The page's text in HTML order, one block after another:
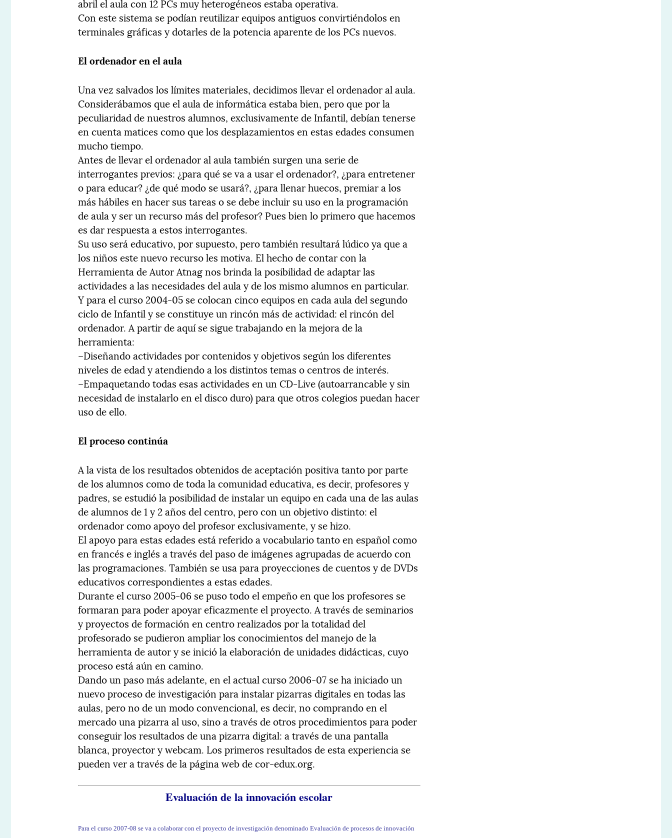
abril el aula con 12 PCs muy heterogéneos estaba operativa.
Con este sistema se podían reutilizar equipos antiguos convirtiéndolos en
terminales gráficas y dotarles de la potencia aparente de los PCs nuevos.
El ordenador en el aula
Una vez salvados los límites materiales, decidimos llevar el ordenador al aula.
Considerábamos que el aula de informática estaba bien, pero que por la
peculiaridad de nuestros alumnos, exclusivamente de Infantil, debían tenerse
en cuenta matices como que los desplazamientos en estas edades consumen
mucho tiempo.
Antes de llevar el ordenador al aula también surgen una serie de
interrogantes previos: ¿para qué se va a usar el ordenador?, ¿para entretener
o para educar? ¿de qué modo se usará?, ¿para llenar huecos, premiar a los
más hábiles en hacer sus tareas o se debe incluir su uso en la programación
de aula y ser un recurso más del profesor? Pues bien lo primero que hacemos
es dar respuesta a estos interrogantes.
Su uso será educativo, por supuesto, pero también resultará lúdico ya que a
los niños este nuevo recurso les motiva. El hecho de contar con la
Herramienta de Autor Atnag nos brinda la posibilidad de adaptar las
actividades a las necesidades del aula y de los mismo alumnos en particular.
Y para el curso 2004-05 se colocan cinco equipos en cada aula del segundo
ciclo de Infantil y se constituye un rincón más de actividad: el rincón del
ordenador. A partir de aquí se sigue trabajando en la mejora de la
herramienta:
–Diseñando actividades por contenidos y objetivos según los diferentes
niveles de edad y atendiendo a los distintos temas o centros de interés.
–Empaquetando todas esas actividades en un CD-Live (autoarrancable y sin
necesidad de instalarlo en el disco duro) para que otros colegios puedan hacer
uso de ello.
El proceso continúa
A la vista de los resultados obtenidos de aceptación positiva tanto por parte
de los alumnos como de toda la comunidad educativa, es decir, profesores y
padres, se estudió la posibilidad de instalar un equipo en cada una de las aulas
de alumnos de 1 y 2 años del centro, pero con un objetivo distinto: el
ordenador como apoyo del profesor exclusivamente, y se hizo.
El apoyo para estas edades está referido a vocabulario tanto en español como
en francés e inglés a través del paso de imágenes agrupadas de acuerdo con
las programaciones. También se usa para proyecciones de cuentos y de DVDs
educativos correspondientes a estas edades.
Durante el curso 2005-06 se puso todo el empeño en que los profesores se
formaran para poder apoyar eficazmente el proyecto. A través de seminarios
y proyectos de formación en centro realizados por la totalidad del
profesorado se pudieron ampliar los conocimientos del manejo de la
herramienta de autor y se inició la elaboración de unidades didácticas, cuyo
proceso está aún en camino.
Dando un paso más adelante, en el actual curso 2006-07 se ha iniciado un
nuevo proceso de investigación para instalar pizarras digitales en todas las
aulas, pero no de un modo convencional, es decir, no comprando en el
mercado una pizarra al uso, sino a través de otros procedimientos para poder
conseguir los resultados de una pizarra digital: a través de una pantalla
blanca, proyector y webcam. Los primeros resultados de esta experiencia se
pueden ver a través de la página web de cor-edux.org.
Evaluación de la innovación escolar
Para el curso 2007-08 se va a colaborar con el proyecto de investigación denominado Evaluación de procesos de innovación